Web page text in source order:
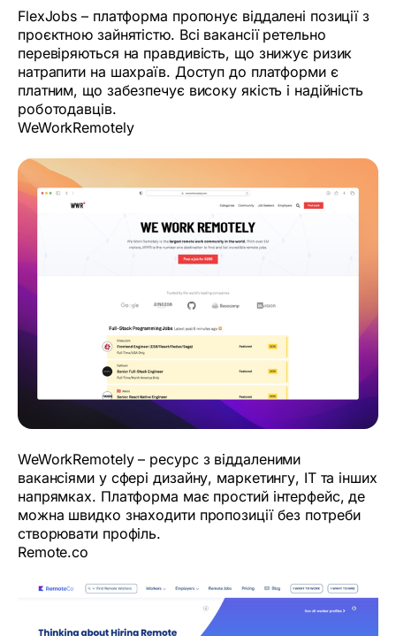
FlexJobs – платформа пропонує віддалені позиції з
проєктною зайнятістю. Всі вакансії ретельно
перевіряються на правдивість, що знижує ризик
натрапити на шахраїв. Доступ до платформи є
платним, що забезпечує високу якість і надійність
роботодавців.
WeWorkRemotely
WeWorkRemotely – ресурс з віддаленими
вакансіями у сфері дизайну, маркетингу, ІТ та інших
напрямках. Платформа має простий інтерфейс, де
можна швидко знаходити пропозиції без потреби
створювати профіль.
Remote.co